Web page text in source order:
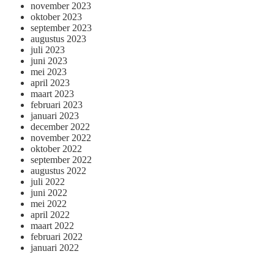
november 2023
oktober 2023
september 2023
augustus 2023
juli 2023
juni 2023
mei 2023
april 2023
maart 2023
februari 2023
januari 2023
december 2022
november 2022
oktober 2022
september 2022
augustus 2022
juli 2022
juni 2022
mei 2022
april 2022
maart 2022
februari 2022
januari 2022